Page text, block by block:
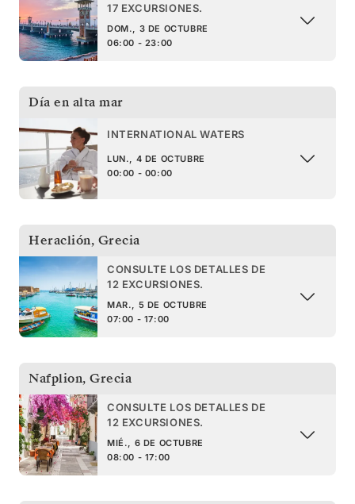
17 EXCURSIONES.
DOM., 3 DE OCTUBRE
06:00 - 23:00
Día en alta mar
INTERNATIONAL WATERS
LUN., 4 DE OCTUBRE
00:00 - 00:00
Heraclión, Grecia
CONSULTE LOS DETALLES DE
12 EXCURSIONES.
MAR., 5 DE OCTUBRE
07:00 - 17:00
Nafplion, Grecia
CONSULTE LOS DETALLES DE
12 EXCURSIONES.
MIÉ., 6 DE OCTUBRE
08:00 - 17:00